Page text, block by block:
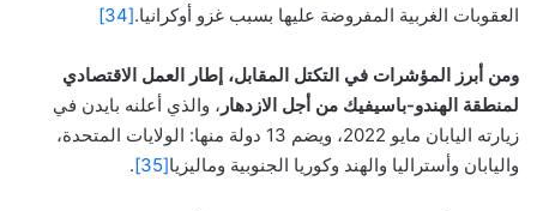
العقوبات الغربية المفروضة عليها بسبب غزو أوكرانيا.[34]
ومن أبرز المؤشرات في التكتل المقابل، إطار العمل الاقتصادي
لمنطقة الهندو-باسيفيك من أجل الازدهار ، والذي أعلنه بايدن في
زيارته اليابان مايو 2022، ويضم 13 دولة منها: الولايات المتحدة،
واليابان وأستراليا والهند وكوريا الجنوبية وماليزيا[35]
.